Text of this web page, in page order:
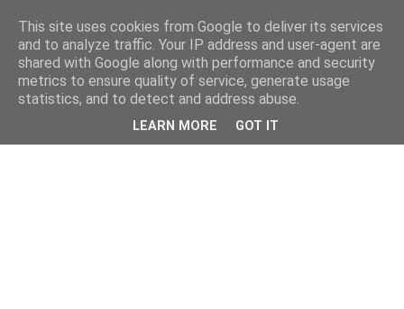
This site uses cookies from Google to deliver its services
and to analyze traffic. Your IP address and user-agent are
shared with Google along with performance and security
metrics to ensure quality of service, generate usage
statistics, and to detect and address abuse.
LEARN MORE GOT IT